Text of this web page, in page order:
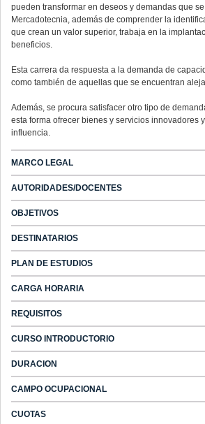
pueden transformar en deseos y demandas que
Mercadotecnia, además de comprender la
que crean un valor superior, trabaja en la
beneficios.
Esta carrera da respuesta a la demanda de
como también de aquellas que se encuentran
Además, se procura satisfacer otro tipo de
esta forma ofrecer bienes y servicios
influencia.
MARCO LEGAL
AUTORIDADES/DOCENTES
OBJETIVOS
DESTINATARIOS
PLAN DE ESTUDIOS
CARGA HORARIA
REQUISITOS
CURSO INTRODUCTORIO
DURACION
CAMPO OCUPACIONAL
CUOTAS